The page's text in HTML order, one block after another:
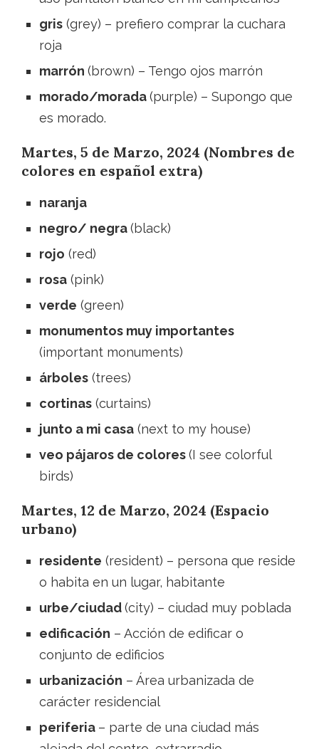
gris (grey) – prefiero comprar la cuchara
roja
marrón (brown) – Tengo ojos marrón
morado/morada(purple) – Supongo que
es morado.
Martes, 5 de Marzo, 2024 (Nombres de
colores en español extra)
naranja
negro/ negra(black)
rojo (red)
rosa (pink)
verde (green)
monumentos muy importantes
(important monuments)
árboles (trees)
cortinas (curtains)
junto a mi casa (next to my house)
veo pájaros de colores(I see colorful
birds)
Martes, 12 de Marzo, 2024 (Espacio
urbano)
residente (resident) – persona que reside
o habita en un lugar, habitante
urbe/ciudad(city) – ciudad muy poblada
edificación – Acción de edificar o
conjunto de edificios
urbanización – Área urbanizada de
carácter residencial
periferia – parte de una ciudad más